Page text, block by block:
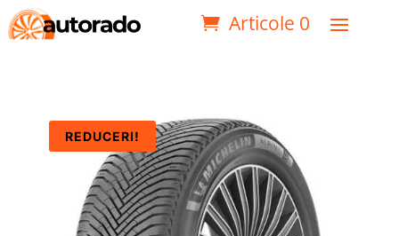
Articole 0
REDUCERI!